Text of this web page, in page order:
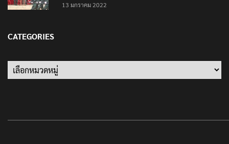
13 มกราคม 2022
CATEGORIES
Categories